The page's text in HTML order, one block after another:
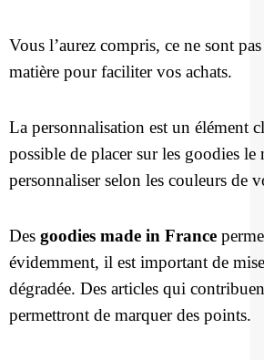
Vous l’aurez compris, ce ne sont
matière pour faciliter vos achats.
La personnalisation est un élément
possible de placer sur les goodies
personnaliser selon les couleurs de
Des goodies made in France
évidemment, il est important de
dégradée. Des articles qui
permettront de marquer des points.